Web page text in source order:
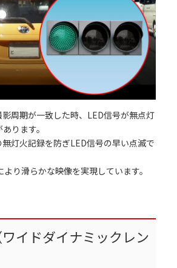
周期が一致した時、LED信号が無点灯
ります。
灯火記録を防ぎLED信号の早い点滅で
より滑らかな映像を実現しています。
イドダイナミックレン